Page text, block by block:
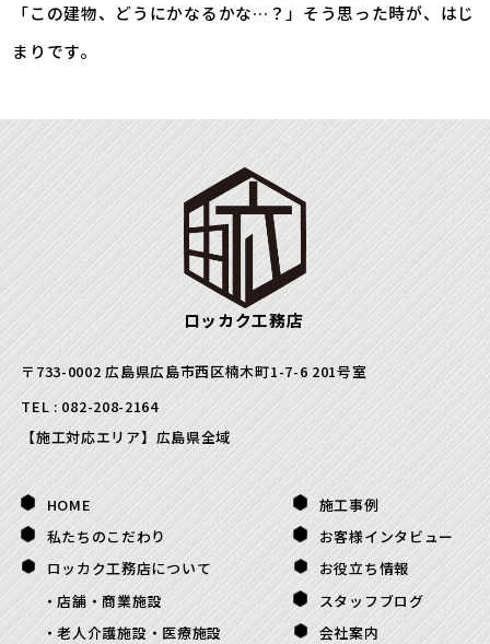
「この建物、どうにかなるかな…？」そう思った時が、はじ
まりです。
ロッカク工務店
〒733-0002 広島県広島市西区楠木町1-7-6 201号室
TEL : 082-208-2164
【施工対応エリア】広島県全域
HOME
私たちのこだわり
ロッカク工務店について
店舗・商業施設
老人介護施設・医療施設
施工事例
お客様インタビュー
お役立ち情報
スタッフブログ
会社案内